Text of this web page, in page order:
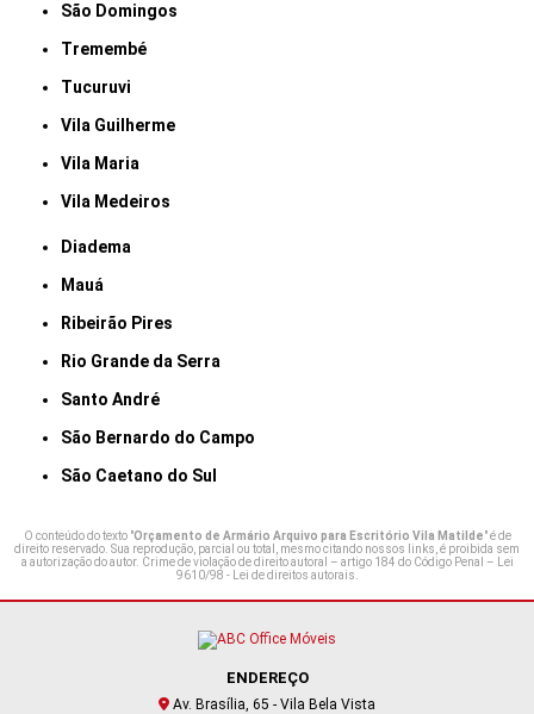
São Domingos
Tremembé
Tucuruvi
Vila Guilherme
Vila Maria
Vila Medeiros
Diadema
Mauá
Ribeirão Pires
Rio Grande da Serra
Santo André
São Bernardo do Campo
São Caetano do Sul
O conteúdo do texto "Orçamento de Armário Arquivo para Escritório Vila Matilde" é de
direito reservado. Sua reprodução, parcial ou total, mesmo citando nossos links, é proibida sem
a autorização do autor. Crime de violação de direito autoral – artigo 184 do Código Penal – Lei
9610/98 - Lei de direitos autorais.
ENDEREÇO
Av. Brasília, 65 - Vila Bela Vista